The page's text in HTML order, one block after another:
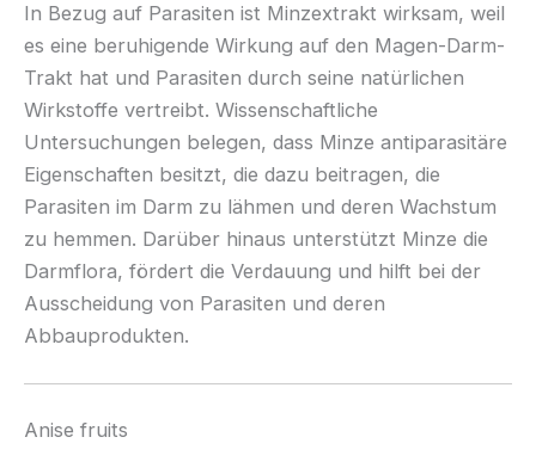
In Bezug auf Parasiten ist Minzextrakt wirksam, weil
es eine beruhigende Wirkung auf den Magen-Darm-
Trakt hat und Parasiten durch seine natürlichen
Wirkstoffe vertreibt. Wissenschaftliche
Untersuchungen belegen, dass Minze antiparasitäre
Eigenschaften besitzt, die dazu beitragen, die
Parasiten im Darm zu lähmen und deren Wachstum
zu hemmen. Darüber hinaus unterstützt Minze die
Darmflora, fördert die Verdauung und hilft bei der
Ausscheidung von Parasiten und deren
Abbauprodukten.
Anise fruits